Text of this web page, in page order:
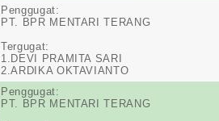
Penggugat:
PT. BPR MENTARI TERANG
Tergugat:
1.DEVI PRAMITA SARI
2.ARDIKA OKTAVIANTO
Penggugat:
PT. BPR MENTARI TERANG